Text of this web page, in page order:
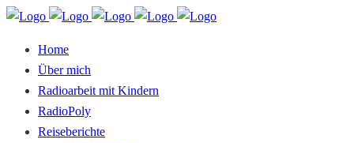
Home
Über mich
Radioarbeit mit Kindern
RadioPoly
Reiseberichte